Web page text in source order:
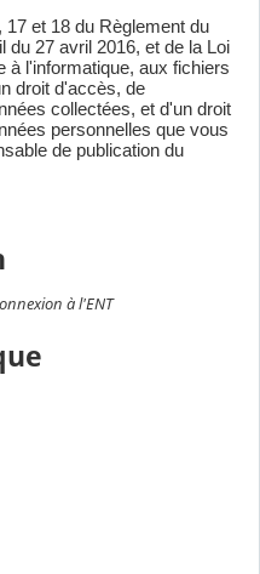
17 et 18 du Règlement du
du 27 avril 2016, et de la Loi
à l'informatique, aux fichiers
droit d'accès, de
collectées, et d'un droit
personnelles que vous
de publication du
à l'ENT